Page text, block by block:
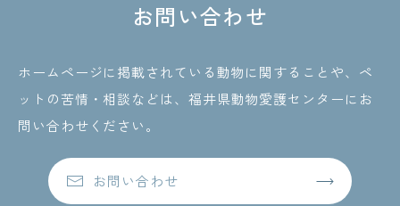
お問い合わせ
ホームページに掲載されている動物に関することや、ペ
ットの苦情・相談などは、 福井県動物愛護センターにお
問い合わせください。
お問い合わせ